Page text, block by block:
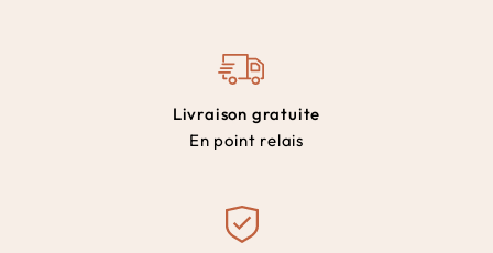
Livraison gratuite
En point relais